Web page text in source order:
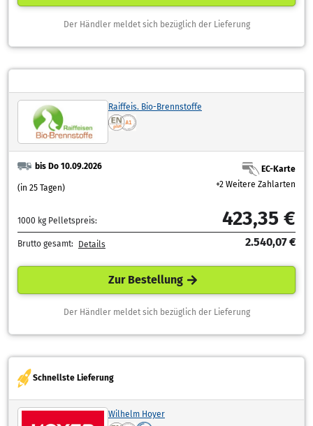
Der Händler meldet sich bezüglich der Lieferung
Raiffeis. Bio-Brennstoffe
bis Do 10.09.2026
(in 25 Tagen)
EC-Karte
+2 Weitere Zahlarten
1000 kg Pelletspreis: 423,35 €
Brutto gesamt: Details 2.540,07 €
Zur Bestellung
Der Händler meldet sich bezüglich der Lieferung
Schnellste Lieferung
Wilhelm Hoyer